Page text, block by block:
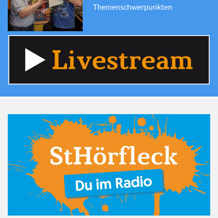
Themenschwerpunkten